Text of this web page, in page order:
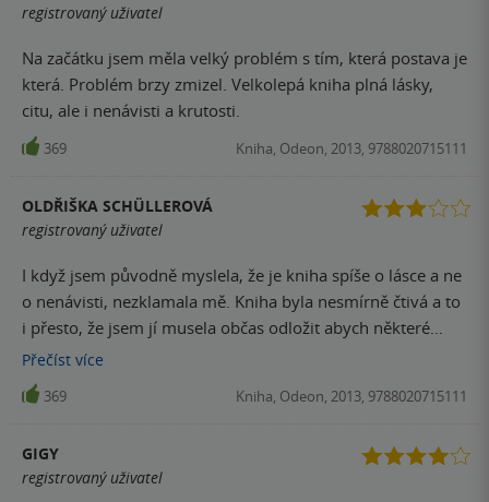
registrovaný uživatel
Na začátku jsem měla velký problém s tím, která postava je
která. Problém brzy zmizel. Velkolepá kniha plná lásky,
citu, ale i nenávisti a krutosti.
369 Kniha, Odeon, 2013, 9788020715111
OLDŘIŠKA SCHÜLLEROVÁ
registrovaný uživatel
I když jsem původně myslela, že je kniha spíše o lásce a ne
o nenávisti, nezklamala mě. Kniha byla nesmírně čtivá a to
i přesto, že jsem jí musela občas odložit abych některé
situace v knize rozdýchala. Je to silný příběh a velmi dobře
napsaný příběh, ale těžko budete v knize hledat postavu,
kterou byste si oblíbili.
Přečíst více
369 Kniha, Odeon, 2013, 9788020715111
GIGY
registrovaný uživatel